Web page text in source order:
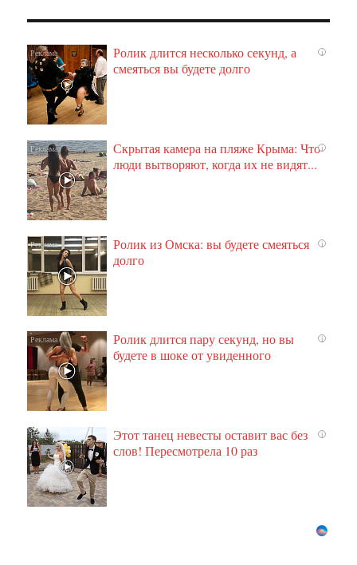
i
Ролик длится несколько секунд, а
смеяться вы будете долго
i
Скрытая камера на пляже Крыма: Что
люди вытворяют, когда их не видят...
i
Ролик из Омска: вы будете смеяться
долго
i
Ролик длится пару секунд, но вы
будете в шоке от увиденного
i
Этот танец невесты оставит вас без
слов! Пересмотрела 10 раз